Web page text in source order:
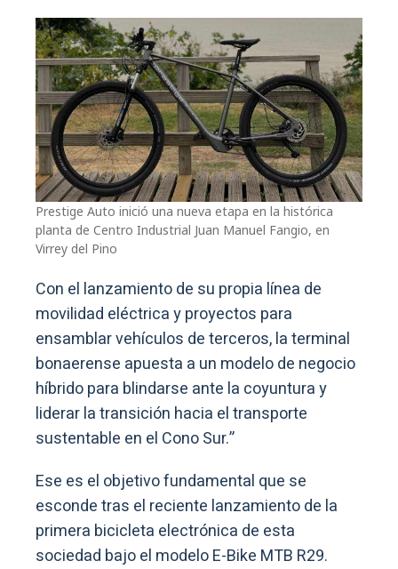
Prestige Auto inició una nueva etapa en la histórica
planta de Centro Industrial Juan Manuel Fangio, en
Virrey del Pino
Con el lanzamiento de su propia línea de
movilidad eléctrica y proyectos para
ensamblar vehículos de terceros, la terminal
bonaerense apuesta a un modelo de negocio
híbrido para blindarse ante la coyuntura y
liderar la transición hacia el transporte
sustentable en el Cono Sur.”
Ese es el objetivo fundamental que se
esconde tras el reciente lanzamiento de la
primera bicicleta electrónica de esta
sociedad bajo el modelo E-Bike MTB R29.